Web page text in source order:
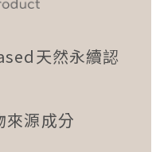
天然永續認
來源成分